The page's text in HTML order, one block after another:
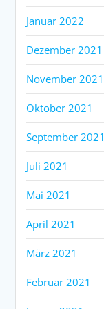
Januar 2022
Dezember 2021
November 2021
Oktober 2021
September 2021
Juli 2021
Mai 2021
April 2021
März 2021
Februar 2021